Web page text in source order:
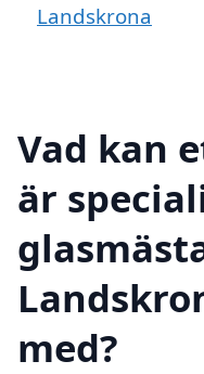
Landskrona
Vad kan
är
med?